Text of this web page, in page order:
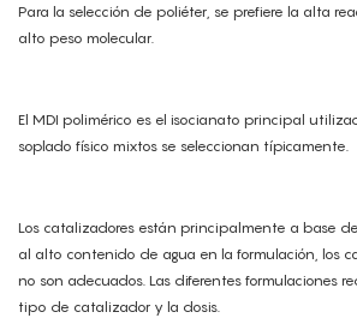
Para la selección de poliéter, se prefiere la alta
alto peso molecular.
El MDI polimérico es el isocianato principal
soplado físico mixtos se seleccionan típicamente.
Los catalizadores están principalmente a base
al alto contenido de agua en la formulación, los
no son adecuados. Las diferentes formulaciones
tipo de catalizador y la dosis.